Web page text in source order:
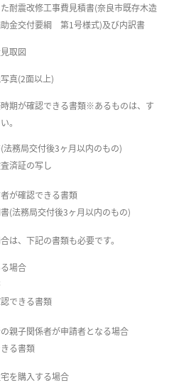
耐震改修工事費見積書(奈良市既存木造
金交付要綱 第1号様式)及び内訳書
取図
真(2面以上)
期が確認できる書類※あるものは、す
。
務局交付後3ヶ月以内のもの)
済証の写し
が確認できる書類
(法務局交付後3ヶ月以内のもの)
は、下記の書類も必要です。
場合
できる書類
親子関係者が申請者となる場合
る書類
を購入する場合